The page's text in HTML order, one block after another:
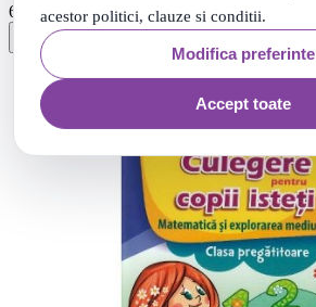
acestor politici, clauze si conditii.
Modifica preferinte
Accept toate
62
Lei